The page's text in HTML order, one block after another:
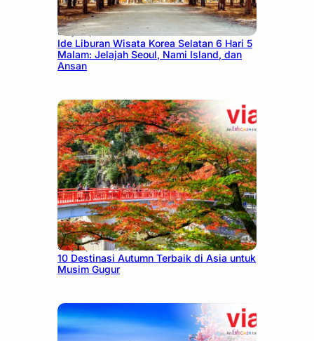
July 15, 2026
Ide Liburan Wisata Korea Selatan 6 Hari 5
Malam: Jelajah Seoul, Nami Island, dan
Ansan
July 9, 2026
10 Destinasi Autumn Terbaik di Asia untuk
Musim Gugur